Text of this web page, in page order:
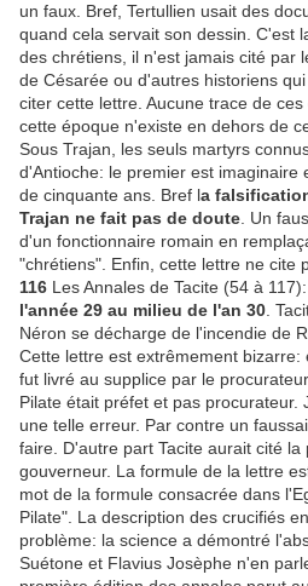
un faux. Bref, Tertullien usait des
quand cela servait son dessin. C'est
des chrétiens, il n'est jamais cité par
de Césarée ou d'autres historiens
citer cette lettre. Aucune trace de
cette époque n'existe en dehors de
Sous Trajan, les seuls martyrs
d'Antioche: le premier est imaginaire
de cinquante ans. Bref la
Trajan ne fait pas de doute . Un
d'un fonctionnaire romain en
"chrétiens". Enfin, cette lettre ne cite
116 Les Annales de Tacite (54 à
l'année 29 au milieu de l'an 30 .
Néron se décharge de l'incendie de
Cette lettre est extrêmement bizarre:
fut livré au supplice par le
Pilate était préfet et pas procurateur.
une telle erreur. Par contre un
faire. D'autre part Tacite aurait cité
gouverneur. La formule de la lettre
mot de la formule consacrée dans
Pilate". La description des crucifiés
problème: la science a démontré
Suétone et Flavius Josèphe n'en